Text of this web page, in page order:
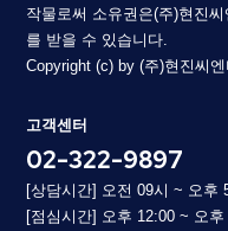
작물로써 소유권은(주)현진
를 받을 수 있습니다.
Copyright (c) by (주)현진씨
고객센터
02-322-9897
[상담시간] 오전 09시 ~ 오후
[점심시간] 오후 12:00 ~ 오후